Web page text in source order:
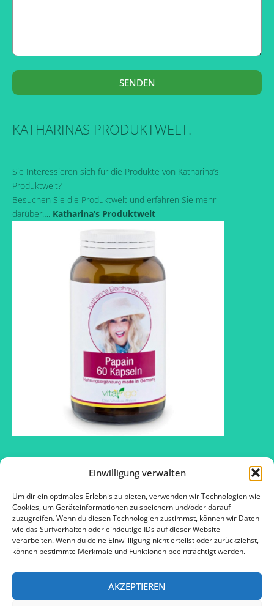
Einwilligung verwalten
Um dir ein optimales Erlebnis zu bieten, verwenden wir Technologien wie
Cookies, um Geräteinformationen zu speichern und/oder darauf
zuzugreifen. Wenn du diesen Technologien zustimmst, können wir Daten
wie das Surfverhalten oder eindeutige IDs auf dieser Website
verarbeiten. Wenn du deine Einwillligung nicht erteilst oder zurückziehst,
können bestimmte Merkmale und Funktionen beeinträchtigt werden.
AKZEPTIEREN
SENDEN
KATHARINAS PRODUKTWELT.
Sie Interessieren sich für die Produkte von Katharina’s
Produktwelt?
Besuchen Sie die Produktwelt und erfahren Sie mehr
darüber…. Katharina’s Produktwelt
2016 © SOS – Schlank ohne Sport ™
Kontakt